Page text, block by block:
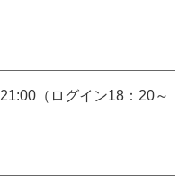
（ログイン18：20～